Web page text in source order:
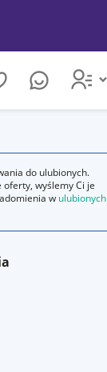
do ulubionych.
wyślemy Ci je
w ulubionych